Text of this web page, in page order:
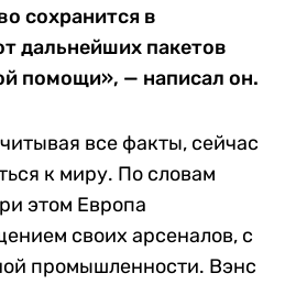
сохранится в
дальнейших пакетов
помощи», — написал он.
все факты, сейчас
к миру. По словам
этом Европа
своих арсеналов, с
промышленности. Вэнс